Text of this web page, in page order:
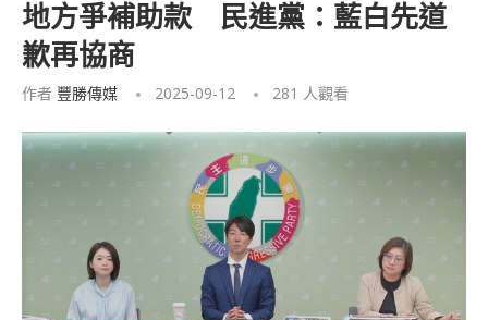
地方爭補助款 民進黨：藍白先道
歉再協商
作者 豐勝傳媒 2025-09-12 281 人觀看